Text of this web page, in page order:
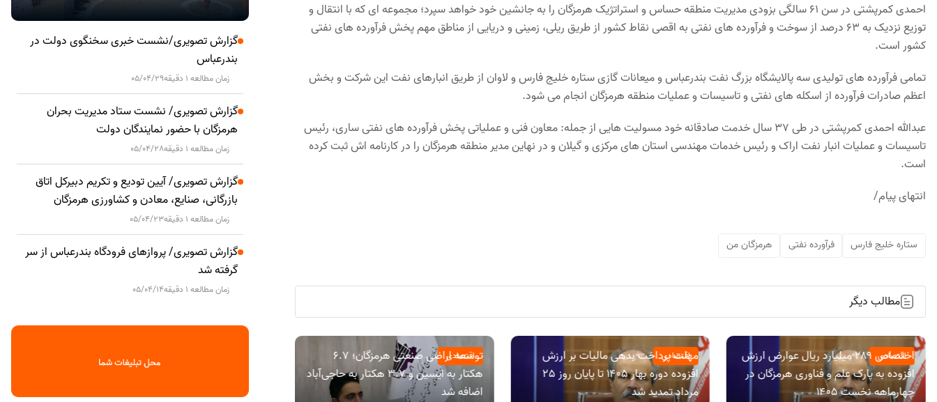
احمدی کمرپشتی در سن ۶۱ سالگی بزودی مدیریت منطقه حساس و استراتژیک هرمزگان را به جانشین خود خواهد سپرد؛ مجموعه ای که با انتقال و
توزیع نزدیک به ۶۳ درصد از سوخت و فرآورده های نفتی به اقصی نقاط کشور از طریق ریلی، زمینی و دریایی از مناطق مهم پخش فرآورده های نفتی
کشور است.
تمامی فرآورده های تولیدی سه پالایشگاه بزرگ نفت بندرعباس و میعانات گازی ستاره خلیج فارس و لاوان از طریق انبارهای نفت این شرکت و بخش
اعظم صادرات فرآورده از اسکله های نفتی و تاسیسات و عملیات منطقه هرمزگان انجام می شود.
عبدالله احمدی کمرپشتی در طی ۳۷ سال خدمت صادقانه خود مسولیت هایی از جمله: معاون فنی و عملیاتی پخش فرآورده های نفتی ساری، رئیس
تاسیسات و عملیات انبار نفت اراک و رئیس خدمات مهندسی استان های مرکزی و گیلان و در نهاین مدیر منطقه هرمزگان را در کارنامه اش ثبت کرده
است.
انتهای پیام/
ستاره خلیج فارس فرآورده نفتی هرمزگان من
مطالب دیگر
استان
مهلت ارائه اظهارنامه مالیات بر درآمد
مالیات‌های مستقیم تا پایان شهریورماه
اقتصادی
توسعه اراضی صنعتی هرمزگان؛ ۶.۷
هکتار به ایسین و ۳.۷ هکتار به حاجی‌آباد
اضافه شد
اقتصادی
مهلت پرداخت بدهی مالیات بر ارزش
افزوده دوره بهار ۱۴۰۵ تا پایان روز 25
مرداد تمدید شد
اقتصادی
اختصاص ۲۸۹ میلیارد ریال عوارض ارزش
افزوده به پارک علم و فناوری هرمزگان در
چهارماهه نخست ۱۴۰۵
گزارش تصویری/نشست خبری سخنگوی دولت در
بندرعباس
زمان مطالعه 1 دقیقه 05/04/29
گزارش تصویری/ نشست ستاد مدیریت بحران
هرمزگان با حضور نمایندگان دولت
زمان مطالعه 1 دقیقه 05/04/28
گزارش تصویری/ آیین تودیع و تکریم دبیرکل اتاق
بازرگانی، صنایع، معادن و کشاورزی هرمزگان
زمان مطالعه 1 دقیقه 05/04/23
گزارش تصویری/ پروازهای فرودگاه بندرعباس از سر
گرفته شد
زمان مطالعه 1 دقیقه 05/04/14